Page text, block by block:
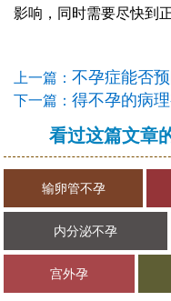
影响，同时需要尽快到
上一篇：不孕症能否
下一篇：得不孕的病
看过这篇文章
输卵管不孕
内分泌不孕
宫外孕